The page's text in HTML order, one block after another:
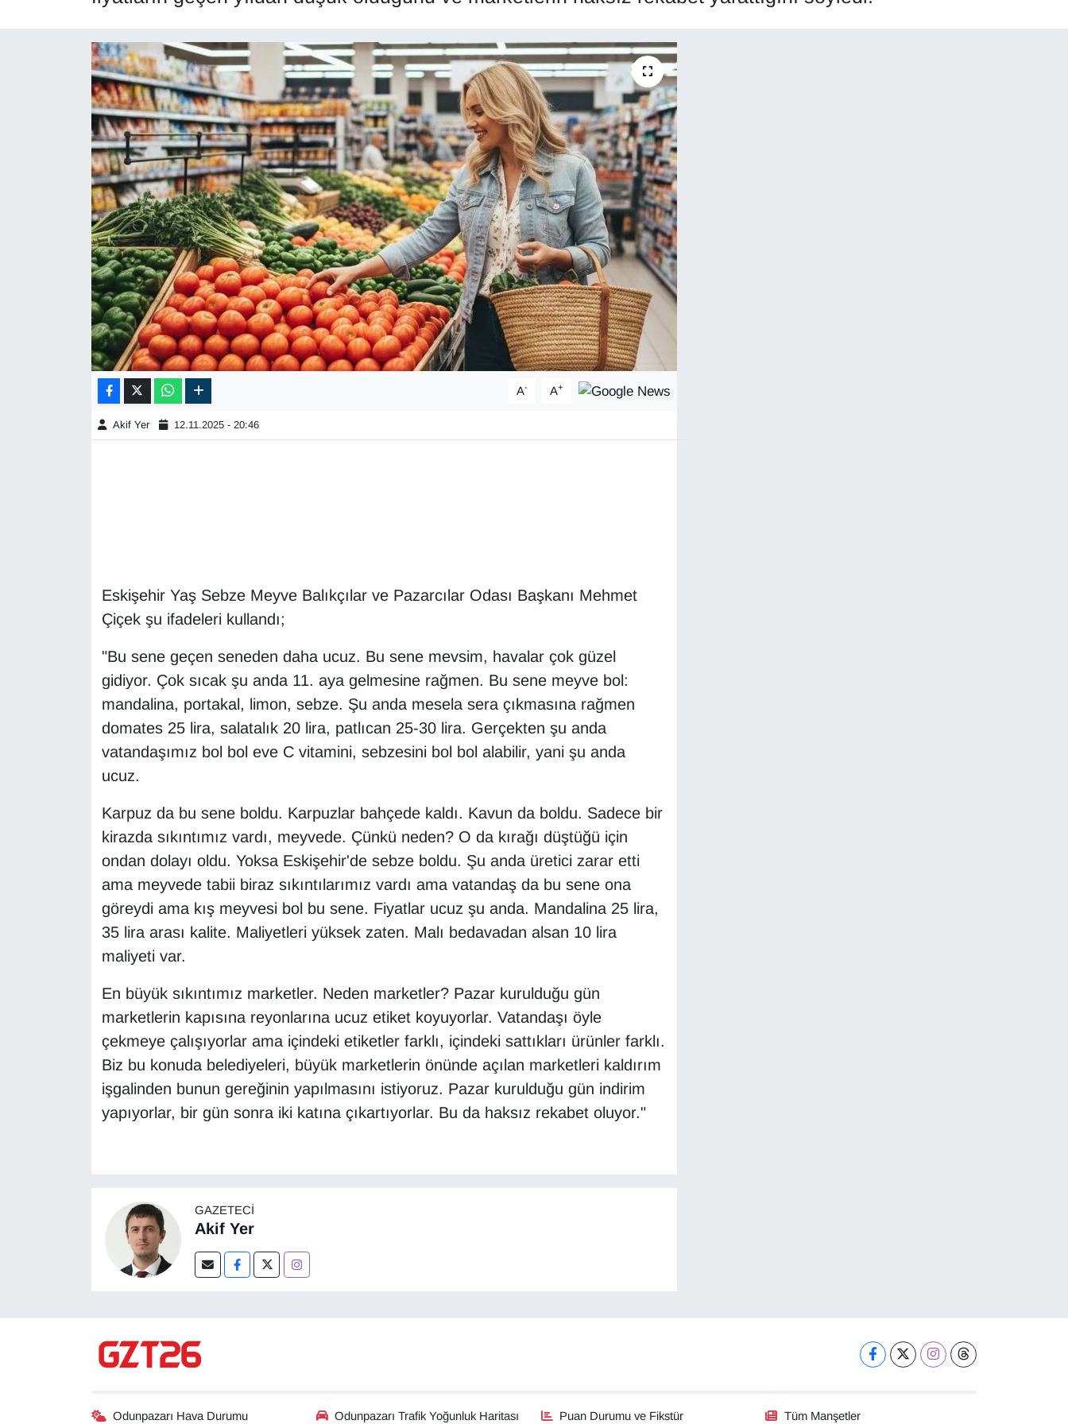
A- A+
Akif Yer 12.11.2025 - 20:46
Eskişehir Yaş Sebze Meyve Balıkçılar ve Pazarcılar Odası Başkanı Mehmet
Çiçek şu ifadeleri kullandı;
"Bu sene geçen seneden daha ucuz. Bu sene mevsim, havalar çok güzel
gidiyor. Çok sıcak şu anda 11. aya gelmesine rağmen. Bu sene meyve bol:
mandalina, portakal, limon, sebze. Şu anda mesela sera çıkmasına rağmen
domates 25 lira, salatalık 20 lira, patlıcan 25-30 lira. Gerçekten şu anda
vatandaşımız bol bol eve C vitamini, sebzesini bol bol alabilir, yani şu anda
ucuz.
Karpuz da bu sene boldu. Karpuzlar bahçede kaldı. Kavun da boldu. Sadece bir
kirazda sıkıntımız vardı, meyvede. Çünkü neden? O da kırağı düştüğü için
ondan dolayı oldu. Yoksa Eskişehir'de sebze boldu. Şu anda üretici zarar etti
ama meyvede tabii biraz sıkıntılarımız vardı ama vatandaş da bu sene ona
göreydi ama kış meyvesi bol bu sene. Fiyatlar ucuz şu anda. Mandalina 25 lira,
35 lira arası kalite. Maliyetleri yüksek zaten. Malı bedavadan alsan 10 lira
maliyeti var.
En büyük sıkıntımız marketler. Neden marketler? Pazar kurulduğu gün
marketlerin kapısına reyonlarına ucuz etiket koyuyorlar. Vatandaşı öyle
çekmeye çalışıyorlar ama içindeki etiketler farklı, içindeki sattıkları ürünler farklı.
Biz bu konuda belediyeleri, büyük marketlerin önünde açılan marketleri kaldırım
işgalinden bunun gereğinin yapılmasını istiyoruz. Pazar kurulduğu gün indirim
yapıyorlar, bir gün sonra iki katına çıkartıyorlar. Bu da haksız rekabet oluyor."
GAZETECI
Akif Yer
Odunpazarı Hava Durumu Odunpazarı Trafik Yoğunluk Haritası Puan Durumu ve Fikstür Tüm Manşetler